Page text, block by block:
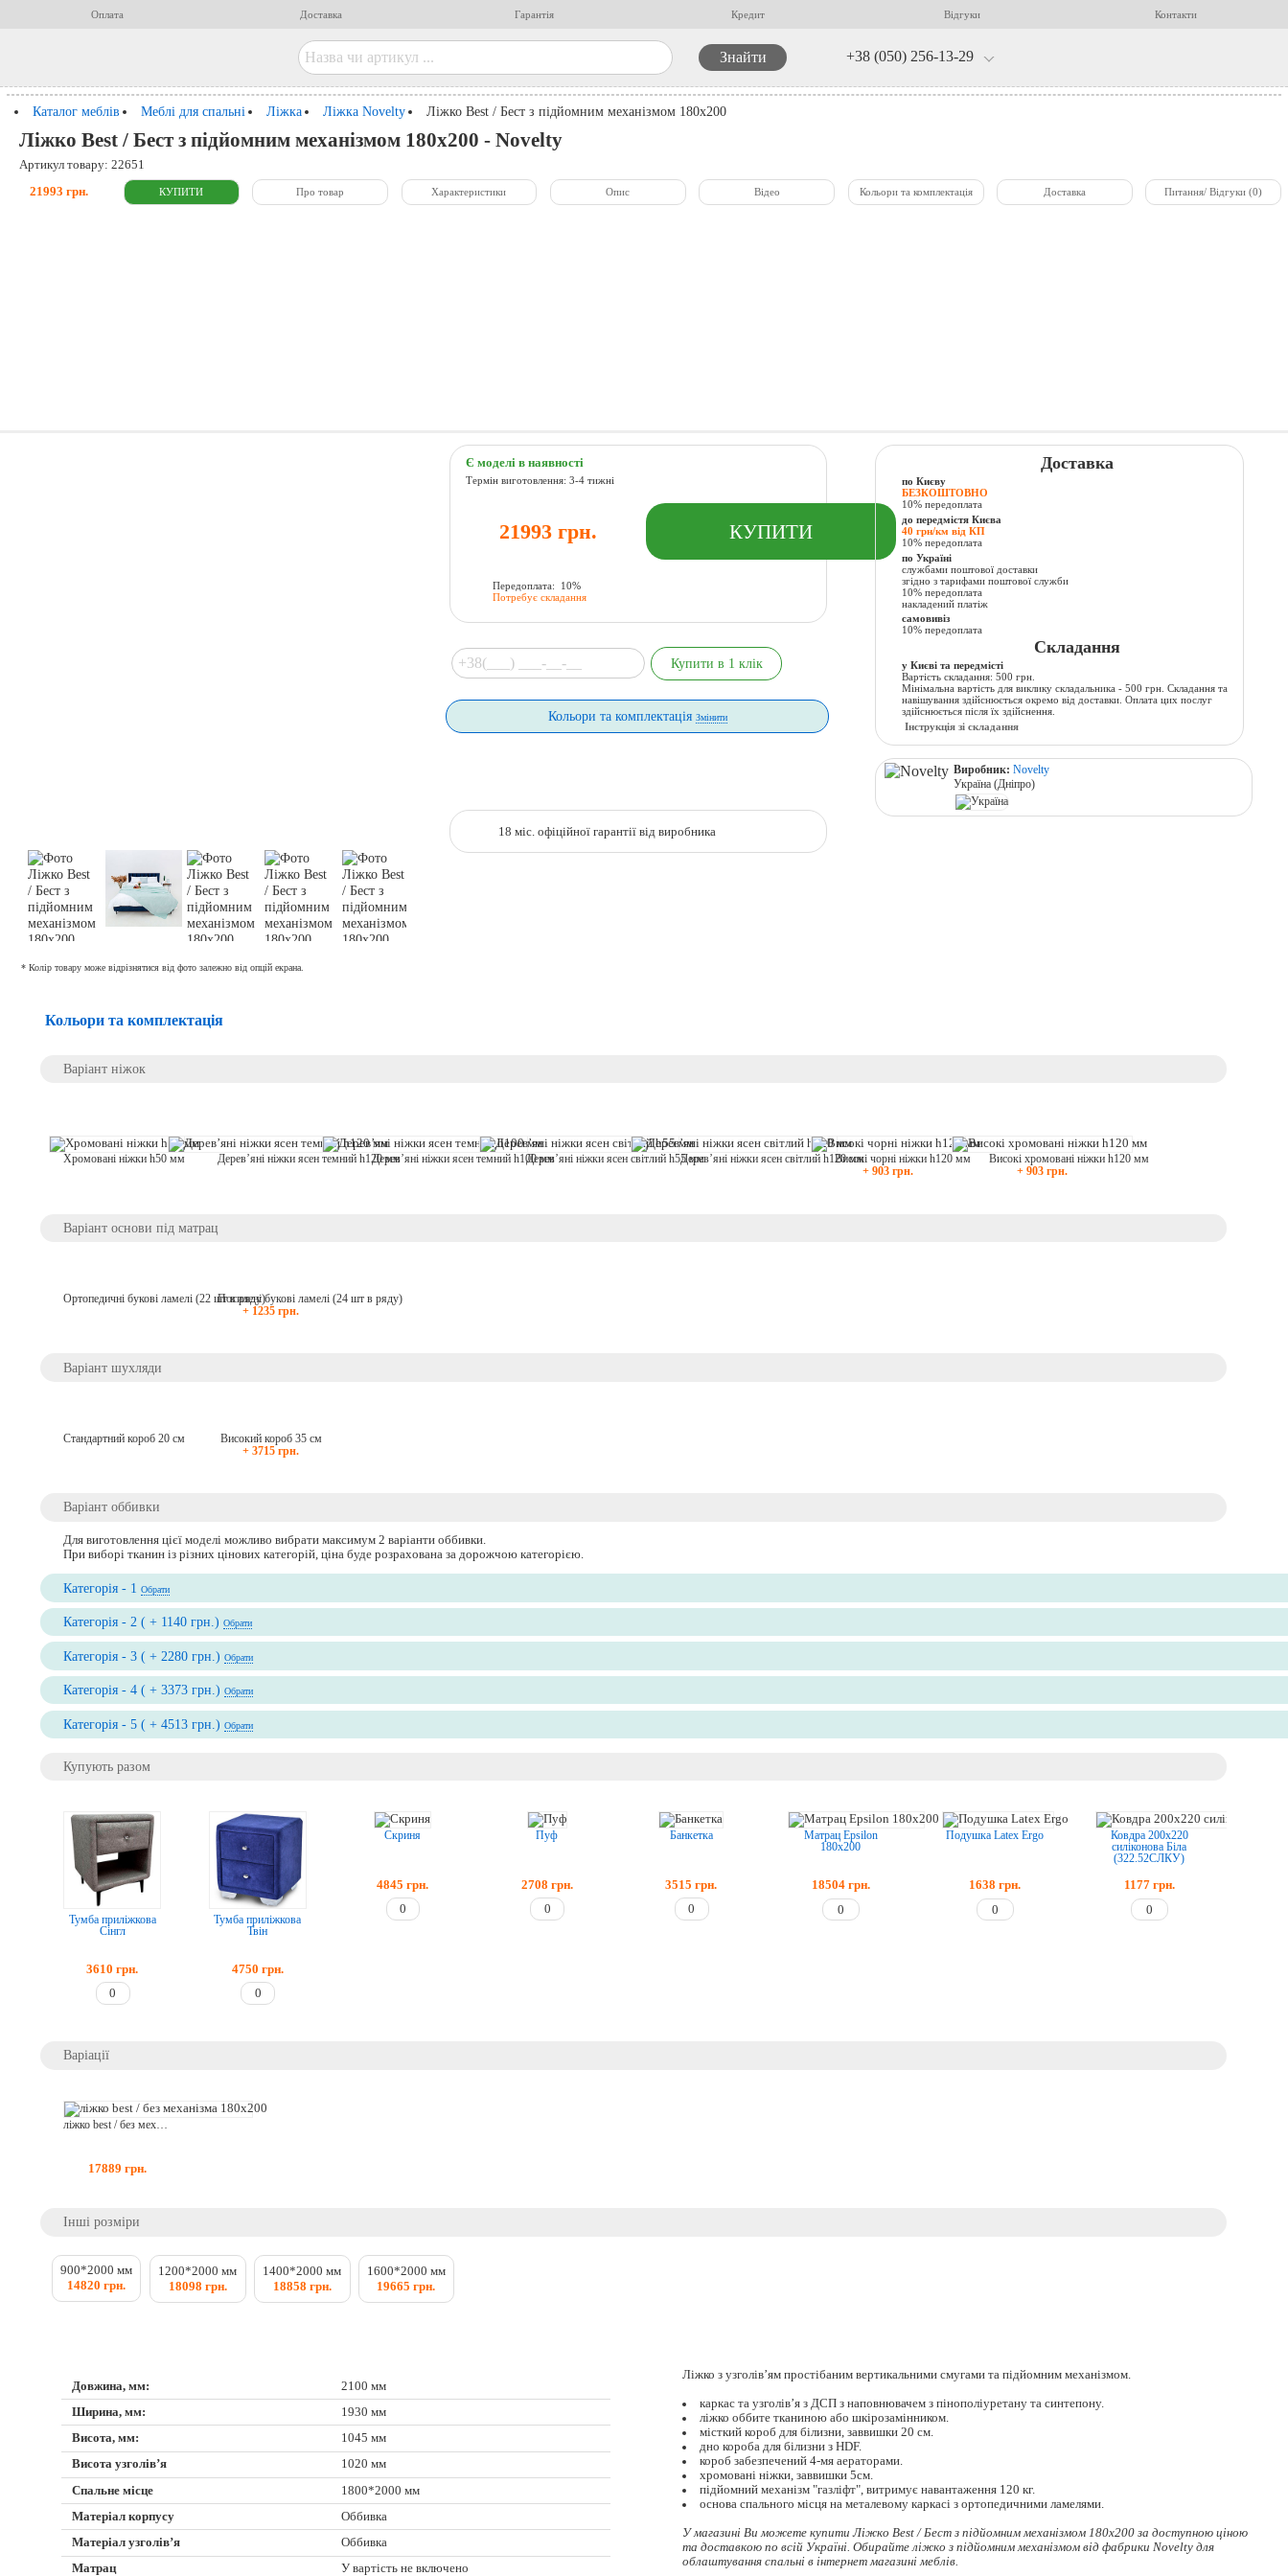
Оплата Доставка Гарантія Кредит Відгуки Контакти
+38 (050) 256-13-29
Каталог меблів Меблі для спальні Ліжка Ліжка Novelty Ліжко Best / Бест з підйомним механізмом 180х200
Ліжко Best / Бест з підйомним механізмом 180х200 - Novelty
Артикул товару: 22651
21993 грн. Про товар Характеристики Опис Відео Кольори та комплектація Доставка Питання/ Відгуки (0)
* Колір товару може відрізнятися від фото залежно від опцій екрана.
Є моделі в наявності
Термін виготовлення: 3-4 тижні
21993 грн.
Передоплата: 10%
Потребує складання
Кольори та комплектація Змінити
18 міс. офіційної гарантії від виробника
Доставка
по Києву
БЕЗКОШТОВНО
10% передоплата
до передмістя Києва
40 грн/км від КП
10% передоплата
по Україні
службами поштової доставки
згідно з тарифами поштової служби
10% передоплата
накладений платіж
самовивіз
10% передоплата
Складання
у Києві та передмісті
Вартість складання: 500 грн.
Мінімальна вартість для виклику складальника - 500 грн. Складання та
навішування здійснюється окремо від доставки. Оплата цих послуг
здійснюється після їх здійснення.
Інструкція зі складання
Виробник: Novelty
Україна (Дніпро)
Кольори та комплектація
Варіант ніжок
Хромовані ніжки h50 мм Дерев’яні ніжки ясен темний h120 ммДерев’яні ніжки ясен темний h100 ммДерев’яні ніжки ясен світлий h55 ммДерев’яні ніжки ясен світлий h120 ммВисокі чорні ніжки h120 мм
+ 903 грн.
Високі хромовані ніжки h120 мм
+ 903 грн.
Варіант основи під матрац
Ортопедичні букові ламелі (22 шт в ряду)Посилені букові ламелі (24 шт в ряду)
+ 1235 грн.
Варіант шухляди
Стандартний короб 20 см
Високий короб 35 см
+ 3715 грн.
Варіант оббивки
Для виготовлення цієї моделі можливо вибрати максимум 2 варіанти оббивки.
При виборі тканин із різних цінових категорій, ціна буде розрахована за дорожчою категорією.
Категорія - 1Обрати
Категорія - 2 ( + 1140 грн.)Обрати
Категорія - 3 ( + 2280 грн.)Обрати
Категорія - 4 ( + 3373 грн.)Обрати
Категорія - 5 ( + 4513 грн.)Обрати
Купують разом
Тумба приліжкова
Сінгл
3610 грн.
Тумба приліжкова
Твін
4750 грн.
Скриня
4845 грн.
Пуф
2708 грн.
Банкетка
3515 грн.
Матрац Epsilon
180x200
18504 грн.
Подушка Latex Ergo
1638 грн.
Ковдра 200х220
силіконова Біла
(322.52СЛКУ)
1177 грн.
Варіації
17889 грн.
Інші розміри
900*2000 мм
14820 грн.
1200*2000 мм
18098 грн.
1400*2000 мм
18858 грн.
1600*2000 мм
19665 грн.
Довжина, мм:
2100 мм
Ширина, мм:
1930 мм
Висота, мм:
1045 мм
Висота узголів’я
1020 мм
Спальне місце
1800*2000 мм
Матеріал корпусу
Оббивка
Матеріал узголів’я
Оббивка
Матрац
У вартість не включено
Ліжко з узголів’ям простібаним вертикальними смугами та підйомним механізмом.
каркас та узголів’я з ДСП з наповнювачем з пінополіуретану та синтепону.
ліжко оббите тканиною або шкірозамінником.
місткий короб для білизни, заввишки 20 см.
дно короба для білизни з HDF.
короб забезпечений 4-мя аераторами.
хромовані ніжки, заввишки 5см.
підйомний механізм "газліфт", витримує навантаження 120 кг.
основа спального місця на металевому каркасі з ортопедичними ламелями.
У магазині Ви можете купити Ліжко Best / Бест з підйомним механізмом 180х200 за доступною ціною
та доставкою по всій Україні. Обирайтеліжко з підйомним механізмомвід фабрики Novelty для
облаштування спальні в інтернет магазині меблів.